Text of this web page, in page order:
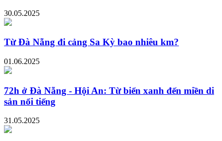
30.05.2025
Từ Đà Nẵng đi cảng Sa Kỳ bao nhiêu km?
01.06.2025
72h ở Đà Nẵng - Hội An: Từ biển xanh đến miền di
sản nổi tiếng
31.05.2025